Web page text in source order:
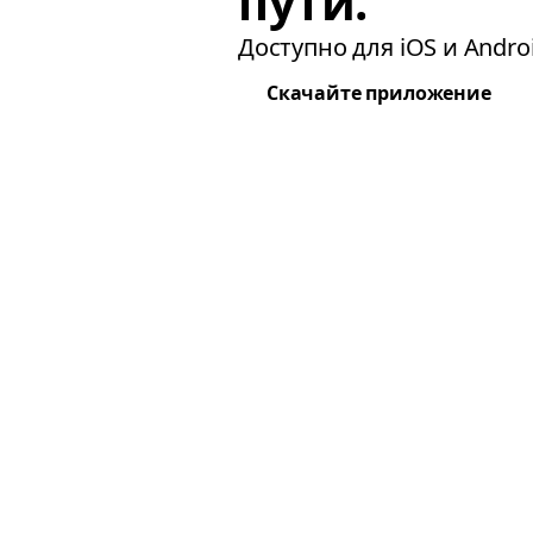
Доступно для iOS и
Скачайте приложение